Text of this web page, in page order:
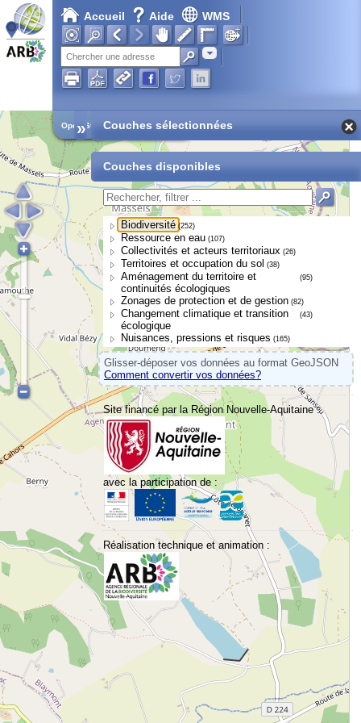
Accueil Aide WMS
Adresse
Open Street Map
» Couches sélectionnées
Couches disponibles
Biodiversité (252)
Ressource en eau (107)
Collectivités et acteurs territoriaux (26)
Territoires et occupation du sol (38)
Aménagement du territoire et
continuités écologiques
(95)
Zonages de protection et de gestion (82)
Changement climatique et transition
écologique
(43)
Nuisances, pressions et risques (165)
Glisser-déposer vos données au format GeoJSON
Comment convertir vos données?
Site financé par la Région Nouvelle-Aquitaine :
avec la participation de :
Réalisation technique et animation :